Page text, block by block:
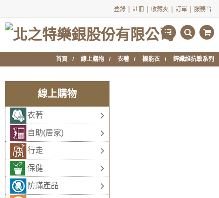
登錄 | 註冊 | 收藏夾 | 訂單 | 服務台
首頁 線上購物 衣著 機能衣 鋅纖維抗敏系列
線上購物
衣著
自助(居家)
行走
保健
防蹣產品